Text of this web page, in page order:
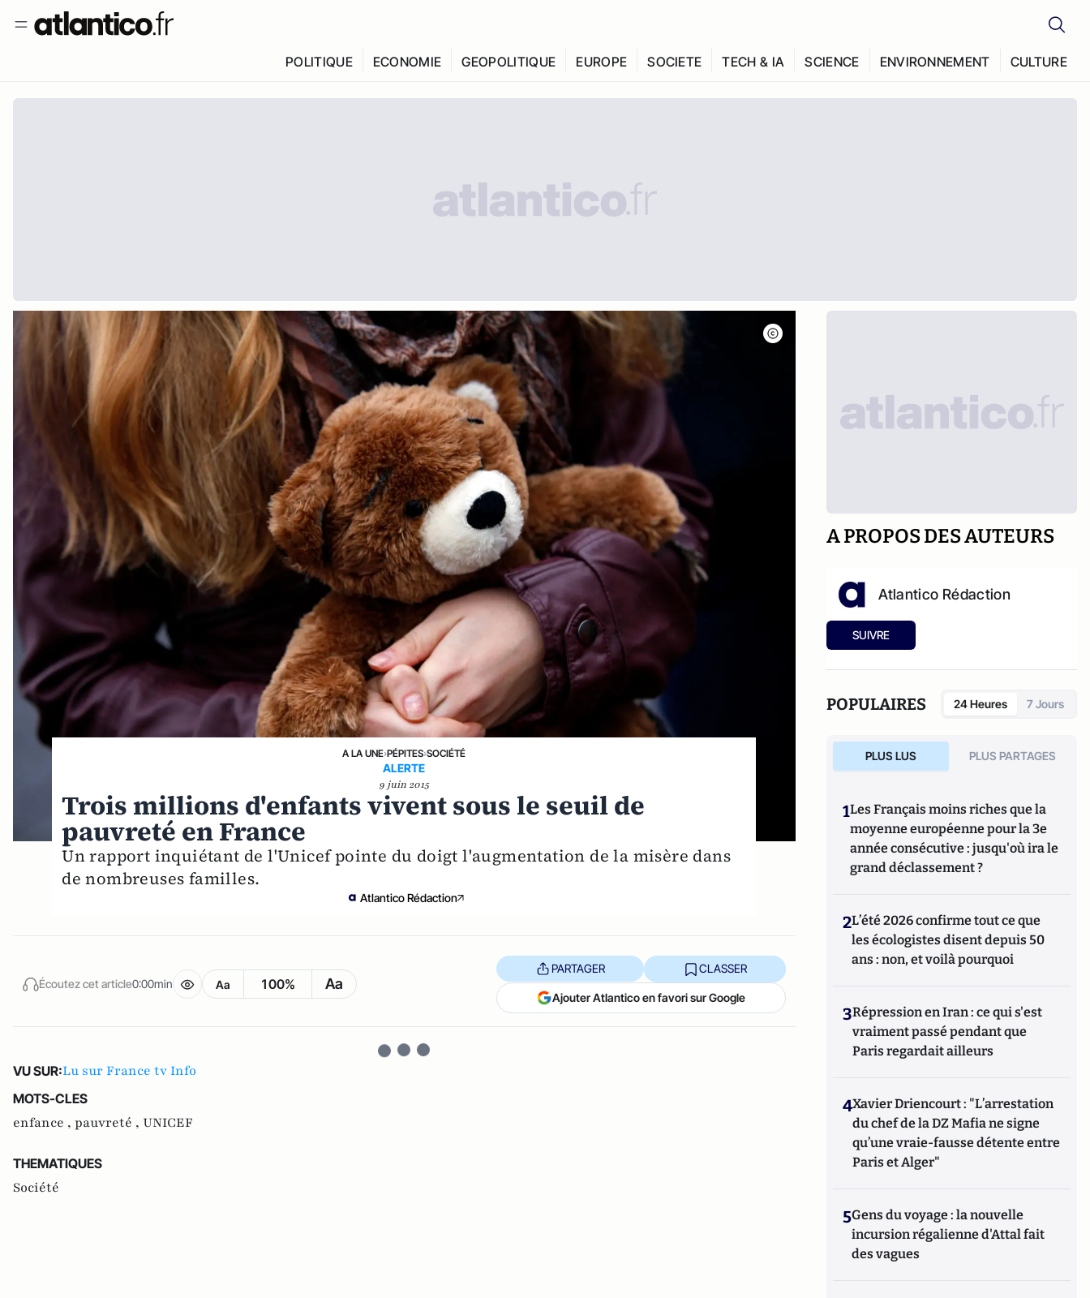
POLITIQUE ECONOMIE GEOPOLITIQUE EUROPE SOCIETE TECH & IA SCIENCE ENVIRONNEMENT CULTURE
A LA UNE›PÉPITES›SOCIÉTÉ
ALERTE
9 juin 2015
Trois millions d'enfants vivent sous le seuil de
pauvreté en France
Un rapport inquiétant de l'Unicef pointe du doigt l'augmentation de la misère dans
de nombreuses familles.
Atlantico Rédaction
Écoutez cet article0:00min Aa 100% Aa
PARTAGER CLASSER
Ajouter Atlantico en favori sur Google
VU SUR:Lu sur France tv Info
MOTS-CLES
enfance , pauvreté , UNICEF
THEMATIQUES
Société
A PROPOS DES AUTEURS
Atlantico Rédaction
SUIVRE
POPULAIRES 24 Heures 7 Jours
PLUS LUS PLUS PARTAGES
1Les Français moins riches que la
moyenne européenne pour la 3e
année consécutive : jusqu'où ira le
grand déclassement ?
2L’été 2026 confirme tout ce que
les écologistes disent depuis 50
ans : non, et voilà pourquoi
3Répression en Iran : ce qui s'est
vraiment passé pendant que
Paris regardait ailleurs
4Xavier Driencourt : "L’arrestation
du chef de la DZ Mafia ne signe
qu’une vraie-fausse détente entre
Paris et Alger"
5Gens du voyage : la nouvelle
incursion régalienne d'Attal fait
des vagues